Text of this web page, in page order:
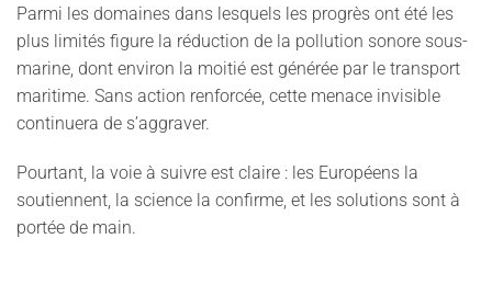
Parmi les domaines dans lesquels les progrès ont été les
plus limités figure la réduction de la pollution sonore sous-
marine, dont environ la moitié est générée par le transport
maritime. Sans action renforcée, cette menace invisible
continuera de s’aggraver.
Pourtant, la voie à suivre est claire : les Européens la
soutiennent, la science la confirme, et les solutions sont à
portée de main.